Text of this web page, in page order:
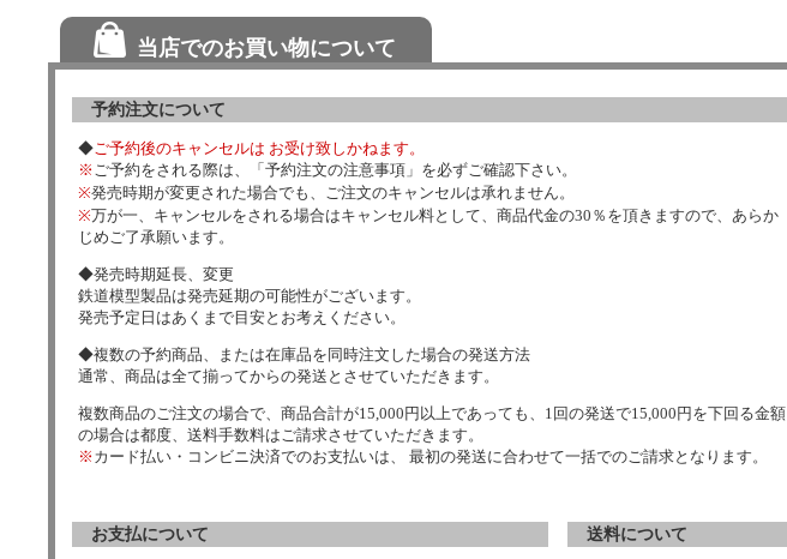
当店でのお買い物について
予約注文について
◆ご予約後のキャンセルは お受け致しかねます。
※ ご予約をされる際は、「予約注文の注意事項」を必ずご確認下さい。
※発売時期が変更された場合でも、ご注文のキャンセルは承れません。
※万が一、キャンセルをされる場合はキャンセル料として、商品代金の30％を頂きますので、あらか
じめご了承願います。
◆発売時期延長、変更
鉄道模型製品は発売延期の可能性がございます。
発売予定日はあくまで目安とお考えください。
◆複数の予約商品、または在庫品を同時注文した場合の発送方法
通常、商品は全て揃ってからの発送とさせていただきます。
複数商品のご注文の場合で、商品合計が15,000円以上であっても、1回の発送で15,000円を下回る金額
の場合は都度、送料手数料はご請求させていただきます。
※ カード払い・コンビニ決済でのお支払いは、 最初の発送に合わせて一括でのご請求となります。
お支払について 送料について